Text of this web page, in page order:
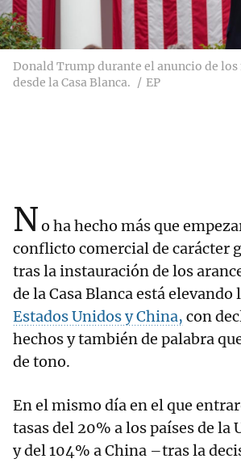
Donald Trump durante el anuncio de los
desde la Casa Blanca.
EP
No ha hecho más que
conflicto comercial de carácter
tras la instauración de los
de la Casa Blanca está elevando
Estados Unidos y China, con
hechos y también de palabra
de tono.
En el mismo día en el que
tasas del 20% a los países de la
y del 104% a China –tras la